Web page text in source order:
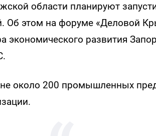
области планируют
Об этом на форуме «Деловой
экономического развития
около 200 промышленных